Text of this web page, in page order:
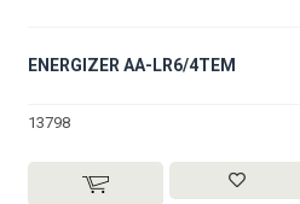
ENERGIZER AA-LR6/4TEM
13798